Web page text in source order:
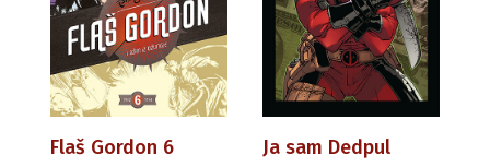
Flaš Gordon 6 Ja sam Dedpul